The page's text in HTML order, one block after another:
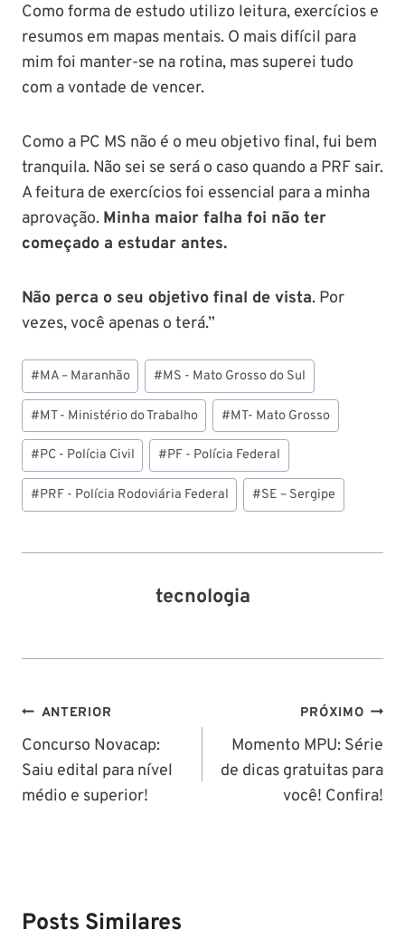
Como forma de estudo utilizo leitura, exercícios e
resumos em mapas mentais. O mais difícil para
mim foi manter-se na rotina, mas superei tudo
com a vontade de vencer.
Como a PC MS não é o meu objetivo final, fui bem
tranquila. Não sei se será o caso quando a PRF sair.
A feitura de exercícios foi essencial para a minha
aprovação. Minha maior falha foi não ter
começado a estudar antes.
Não perca o seu objetivo final de vista. Por
vezes, você apenas o terá.”
Tags
do
Post:
#MA – Maranhão #MS - Mato Grosso do Sul
#MT - Ministério do Trabalho #MT- Mato Grosso
#PC - Polícia Civil #PF - Polícia Federal
#PRF - Polícia Rodoviária Federal #SE – Sergipe
tecnologia
Navegação
de
Post
ANTERIOR
Concurso Novacap:
Saiu edital para nível
médio e superior!
PRÓXIMO
Momento MPU: Série
de dicas gratuitas para
você! Confira!
Posts Similares